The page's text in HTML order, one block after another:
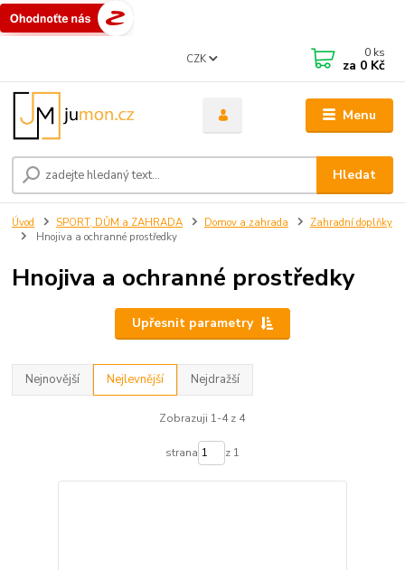
Menu
CZK
Hledat
0 ks
za 0 Kč
Úvod SPORT, DŮM a ZAHRADA Domov a zahrada
Zahradní doplňky
Hnojiva a ochranné prostředky
Hnojiva a ochranné prostředky
Upřesnit parametry
Nejnovější Nejlevnější Nejdražší
Zobrazuji 1-4 z 4
strana z 1